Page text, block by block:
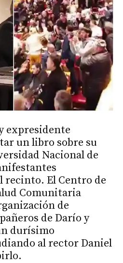
expresidente
un libro sobre su
Nacional de
El Centro de
Comunitaria
de
de Darío y
durísimo
al rector Daniel